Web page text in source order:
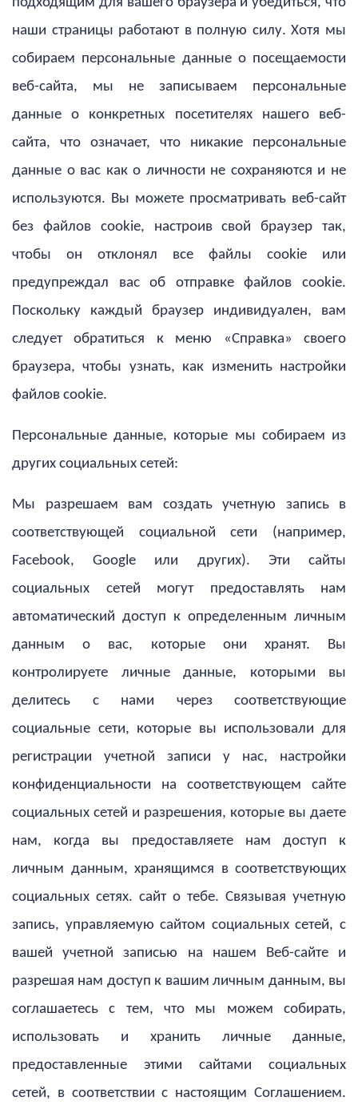
наши страницы работают в полную силу. Хотя мы
собираем персональные данные о посещаемости
веб-сайта, мы не записываем персональные
данные о конкретных посетителях нашего веб-
сайта, что означает, что никакие персональные
данные о вас как о личности не сохраняются и не
используются. Вы можете просматривать веб-сайт
без файлов cookie, настроив свой браузер так,
чтобы он отклонял все файлы cookie или
предупреждал вас об отправке файлов cookie.
Поскольку каждый браузер индивидуален, вам
следует обратиться к меню «Справка» своего
браузера, чтобы узнать, как изменить настройки
файлов cookie.
Персональные данные, которые мы собираем из
других социальных сетей:
Мы разрешаем вам создать учетную запись в
соответствующей социальной сети (например,
Facebook, Google или других). Эти сайты
социальных сетей могут предоставлять нам
автоматический доступ к определенным личным
данным о вас, которые они хранят. Вы
контролируете личные данные, которыми вы
делитесь с нами через соответствующие
социальные сети, которые вы использовали для
регистрации учетной записи у нас, настройки
конфиденциальности на соответствующем сайте
социальных сетей и разрешения, которые вы даете
нам, когда вы предоставляете нам доступ к
личным данным, хранящимся в соответствующих
социальных сетях. сайт о тебе. Связывая учетную
запись, управляемую сайтом социальных сетей, с
вашей учетной записью на нашем Веб-сайте и
разрешая нам доступ к вашим личным данным, вы
соглашаетесь с тем, что мы можем собирать,
использовать и хранить личные данные,
предоставленные этими сайтами социальных
сетей, в соответствии с настоящим Соглашением.